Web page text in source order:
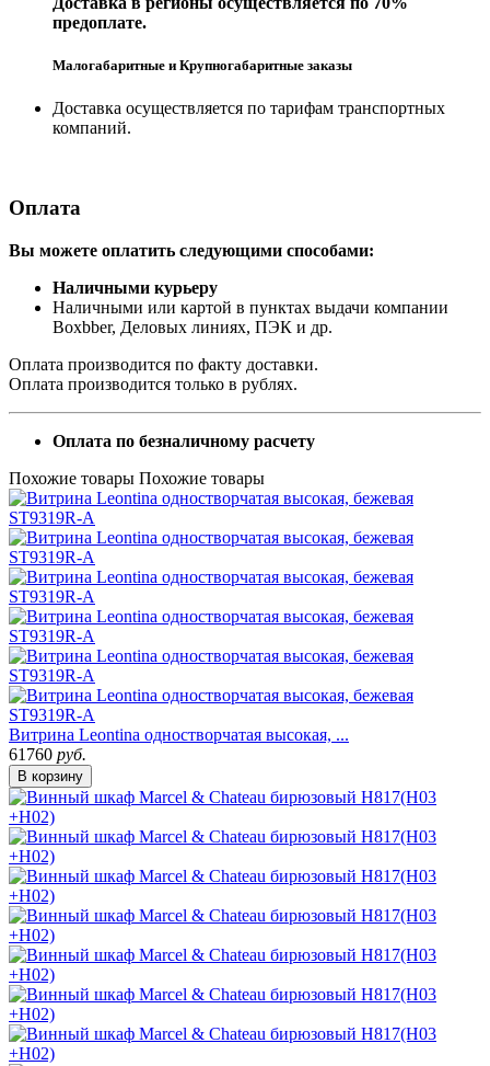
предоплате.
Малогабаритные и Крупногабаритные заказы
Доставка осуществляется по тарифам транспортных
компаний.
Оплата
Вы можете оплатить следующими способами:
Наличными курьеру
Наличными или картой в пунктах выдачи компании
Boxbber, Деловых линиях, ПЭК и др.
Оплата производится по факту доставки.
Оплата производится только в рублях.
Оплата по безналичному расчету
Похожие товары Похожие товары
Витрина Leontina одностворчатая высокая, ...
61760 руб.
В корзину